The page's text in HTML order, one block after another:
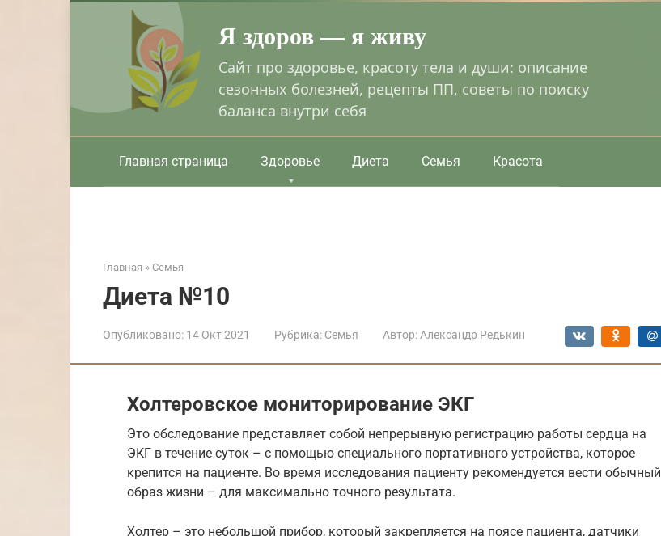
Я здоров — я живу
Сайт про здоровье, красоту тела и души: описание
сезонных болезней, рецепты ПП, советы по поиску
баланса внутри себя
Главная страница Здоровье Диета Семья Красота
Главная » Семья
Диета №10
Опубликовано: 14 Окт 2021 Рубрика: Семья Автор: Александр Редькин
Холтеровское мониторирование ЭКГ
Это обследование представляет собой непрерывную регистрацию работы сердца на
ЭКГ в течение суток – с помощью специального портативного устройства, которое
крепится на пациенте. Во время исследования пациенту рекомендуется вести обычный
образ жизни – для максимально точного результата.
Холтер – это небольшой прибор, который закрепляется на поясе пациента, датчики